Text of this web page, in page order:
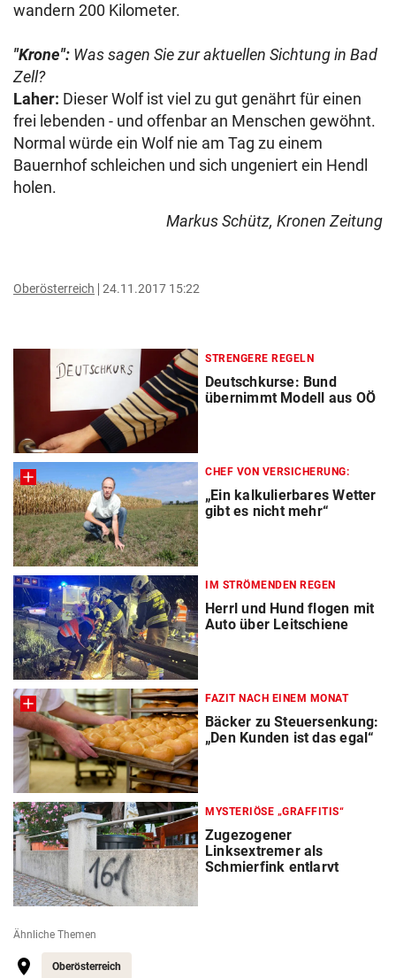
wandern 200 Kilometer.
"Krone": Was sagen Sie zur aktuellen Sichtung in Bad
Zell?
Laher: Dieser Wolf ist viel zu gut genährt für einen
frei lebenden - und offenbar an Menschen gewöhnt.
Normal würde ein Wolf nie am Tag zu einem
Bauernhof schleichen und sich ungeniert ein Hendl
holen.
Markus Schütz, Kronen Zeitung
Oberösterreich 24.11.2017 15:22
STRENGERE REGELN
Deutschkurse: Bund
übernimmt Modell aus OÖ
CHEF VON VERSICHERUNG:
„Ein kalkulierbares Wetter
gibt es nicht mehr“
IM STRÖMENDEN REGEN
Herrl und Hund flogen mit
Auto über Leitschiene
FAZIT NACH EINEM MONAT
Bäcker zu Steuersenkung:
„Den Kunden ist das egal“
MYSTERIÖSE „GRAFFITIS“
Zugezogener
Linksextremer als
Schmierfink entlarvt
Ähnliche Themen
Oberösterreich